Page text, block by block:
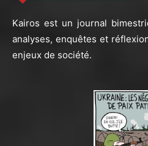
Kairos est un journal
analyses, enquêtes et
enjeux de société.